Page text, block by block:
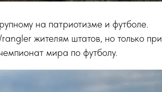
на патриотизме и футболе.
жителям штатов, но только при
мира по футболу.